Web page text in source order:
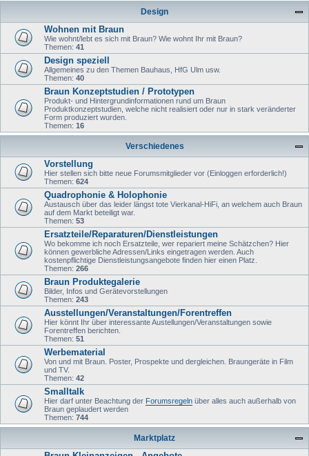
Design
Wohnen mit Braun
Wie wohnt/lebt es sich mit Braun? Wie wohnt Ihr mit Braun?
Themen: 41
Design speziell
Allgemeines zu den Themen Bauhaus, HfG Ulm usw.
Themen: 40
Braun Konzeptstudien / Prototypen
Produkt- und Hintergrundinformationen rund um Braun
Produktkonzeptstudien, welche nicht realisiert oder nur in stark veränderter
Form produziert wurden.
Themen: 16
Verschiedenes
Vorstellung
Hier stellen sich bitte neue Forumsmitglieder vor (Einloggen erforderlich!)
Themen: 624
Quadrophonie & Holophonie
Austausch über das leider längst tote Vierkanal-HiFi, an welchem auch Braun
auf dem Markt beteiligt war.
Themen: 53
Ersatzteile/Reparaturen/Dienstleistungen
Wo bekomme ich noch Ersatzteile, wer repariert meine Schätzchen? Hier
können gewerbliche Adressen/Links eingetragen werden. Auch
kostenpflichtige Dienstleistungsangebote finden hier einen Platz.
Themen: 266
Braun Produktegalerie
Bilder, Infos und Gerätevorstellungen
Themen: 243
Ausstellungen/Veranstaltungen/Forentreffen
Hier könnt Ihr über interessante Austellungen/Veranstaltungen sowie
Forentreffen berichten.
Themen: 51
Werbematerial
Von und mit Braun. Poster, Prospekte und dergleichen. Braungeräte in Film
und TV.
Themen: 42
Smalltalk
Hier darf unter Beachtung der Forumsregeln über alles auch außerhalb von
Braun geplaudert werden
Themen: 744
Marktplatz